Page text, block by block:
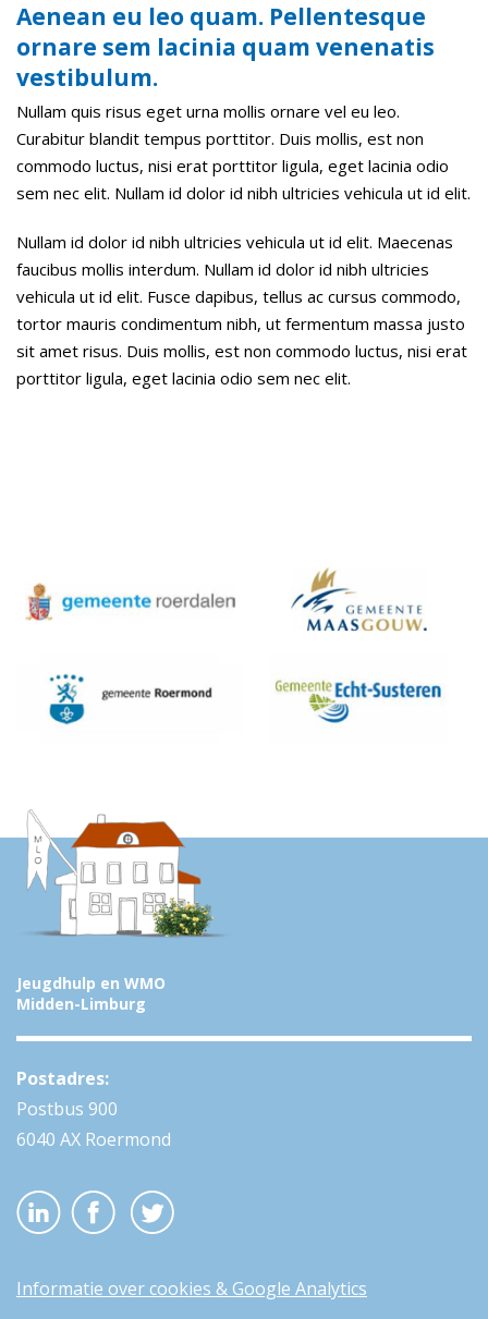
Aenean eu leo quam. Pellentesque
ornare sem lacinia quam venenatis
vestibulum.
Nullam quis risus eget urna mollis ornare vel eu leo.
Curabitur blandit tempus porttitor. Duis mollis, est non
commodo luctus, nisi erat porttitor ligula, eget lacinia odio
sem nec elit. Nullam id dolor id nibh ultricies vehicula ut id elit.
Nullam id dolor id nibh ultricies vehicula ut id elit. Maecenas
faucibus mollis interdum. Nullam id dolor id nibh ultricies
vehicula ut id elit. Fusce dapibus, tellus ac cursus commodo,
tortor mauris condimentum nibh, ut fermentum massa justo
sit amet risus. Duis mollis, est non commodo luctus, nisi erat
porttitor ligula, eget lacinia odio sem nec elit.
Jeugdhulp en WMO
Midden-Limburg
Postadres:
Postbus 900
6040 AX Roermond
Informatie over cookies & Google Analytics